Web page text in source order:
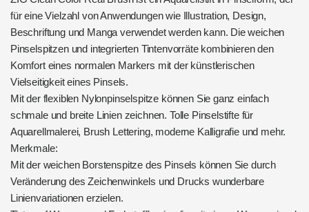
für eine Vielzahl von Anwendungen wie Illustration, Design,
Beschriftung und Manga verwendet werden kann. Die weichen
Pinselspitzen und integrierten Tintenvorräte kombinieren den
Komfort eines normalen Markers mit der künstlerischen
Vielseitigkeit eines Pinsels.
Mit der flexiblen Nylonpinselspitze können Sie ganz einfach
schmale und breite Linien zeichnen. Tolle Pinselstifte für
Aquarellmalerei, Brush Lettering, moderne Kalligrafie und mehr.
Merkmale:
Mit der weichen Borstenspitze des Pinsels können Sie durch
Veränderung des Zeichenwinkels und Drucks wunderbare
Linienvariationen erzielen.